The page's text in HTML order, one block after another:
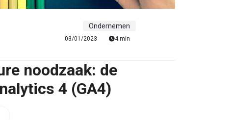
Ondernemen
03/01/2023 4 min
noodzaak: de
4 (GA4)